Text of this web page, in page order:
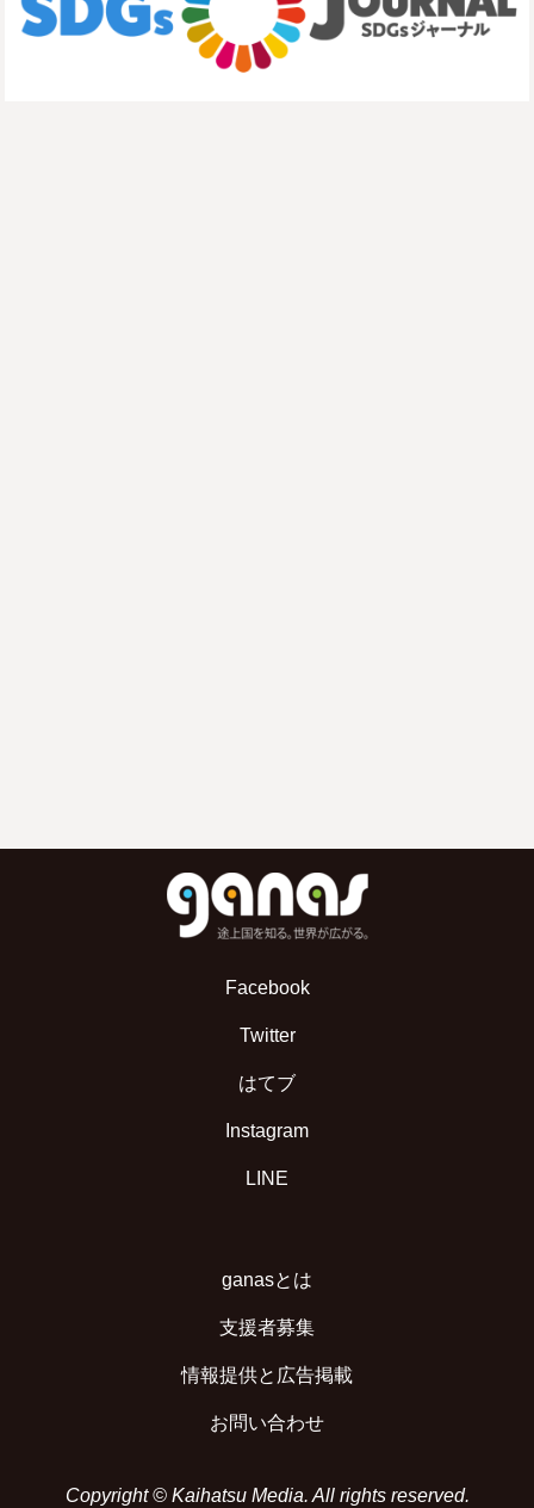
Facebook
Twitter
はてブ
Instagram
LINE
ganasとは
支援者募集
情報提供と広告掲載
お問い合わせ
Copyright © Kaihatsu Media. All rights reserved.